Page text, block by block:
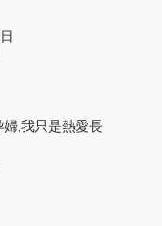
婦,我只是熱愛長